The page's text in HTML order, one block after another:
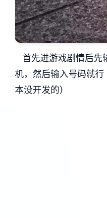
首先进游戏剧情后先
机，然后输入号码就
本没开发的）